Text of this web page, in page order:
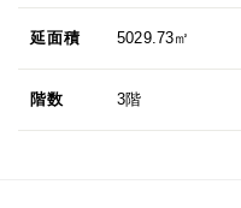
延面積 5029.73㎡
階数 3階